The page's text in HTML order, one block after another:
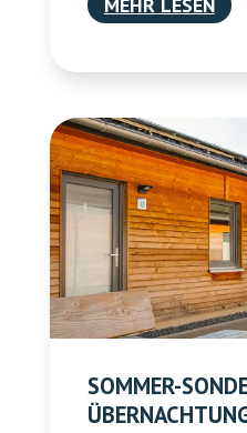
SOMMER-